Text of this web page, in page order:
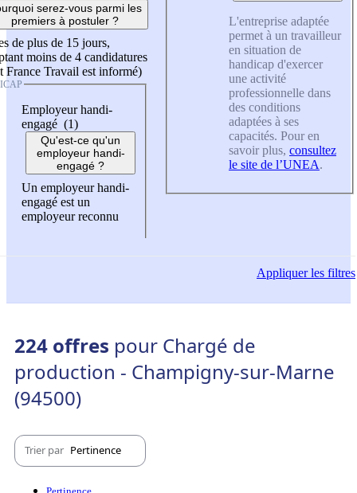
serez-vous parmi les
premiers à postuler ?
de plus de 15 jours,
moins de 4 candidatures
France Travail est informé)
Employeur handi-
engagé (1)
Qu'est-ce qu'un
employeur handi-
engagé ?
Un employeur handi-
engagé est un
employeur reconnu
L'entreprise adaptée
permet à un travailleur
en situation de
handicap d'exercer
une activité
professionnelle dans
des conditions
adaptées à ses
capacités. Pour en
savoir plus, consultez
le site de l’UNEA.
Appliquerles filtres
224 offres pour Chargé de
production - Champigny-sur-Marne
(94500)
Trier par Pertinence